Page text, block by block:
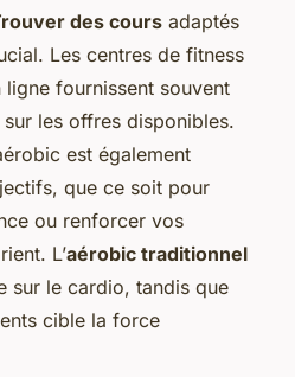
des cours adaptés
Les centres de fitness
fournissent souvent
les offres disponibles.
est également
que ce soit pour
ou renforcer vos
L’aérobic traditionnel
sur le cardio, tandis que
cible la force